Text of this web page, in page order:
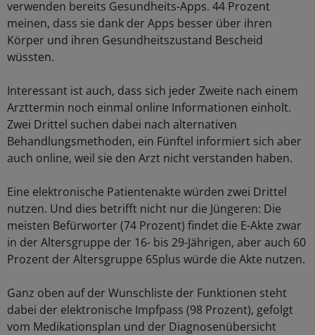
verwenden bereits Gesundheits-Apps. 44 Prozent
meinen, dass sie dank der Apps besser über ihren
Körper und ihren Gesundheitszustand Bescheid
wüssten.
Interessant ist auch, dass sich jeder Zweite nach einem
Arzttermin noch einmal online Informationen einholt.
Zwei Drittel suchen dabei nach alternativen
Behandlungsmethoden, ein Fünftel informiert sich aber
auch online, weil sie den Arzt nicht verstanden haben.
Eine elektronische Patientenakte würden zwei Drittel
nutzen. Und dies betrifft nicht nur die Jüngeren: Die
meisten Befürworter (74 Prozent) findet die E-Akte zwar
in der Altersgruppe der 16- bis 29-Jährigen, aber auch 60
Prozent der Altersgruppe 65plus würde die Akte nutzen.
Ganz oben auf der Wunschliste der Funktionen steht
dabei der elektronische Impfpass (98 Prozent), gefolgt
vom Medikationsplan und der Diagnosenübersicht